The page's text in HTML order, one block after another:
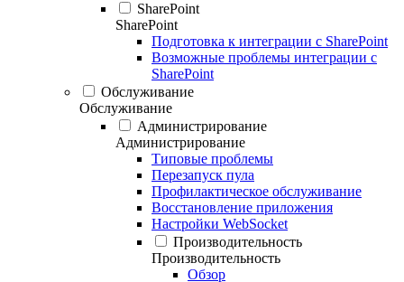
SharePoint
SharePoint
Подготовка к интеграции с SharePoint
Возможные проблемы интеграции с
SharePoint
Обслуживание
Обслуживание
Администрирование
Администрирование
Типовые проблемы
Перезапуск пула
Профилактическое обслуживание
Восстановление приложения
Настройки WebSocket
Производительность
Производительность
Обзор